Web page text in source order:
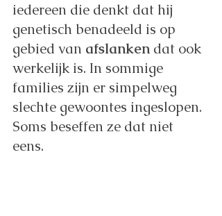
iedereen die denkt dat hij
genetisch benadeeld is op
gebied van afslanken dat ook
werkelijk is. In sommige
families zijn er simpelweg
slechte gewoontes ingeslopen.
Soms beseffen ze dat niet
eens.